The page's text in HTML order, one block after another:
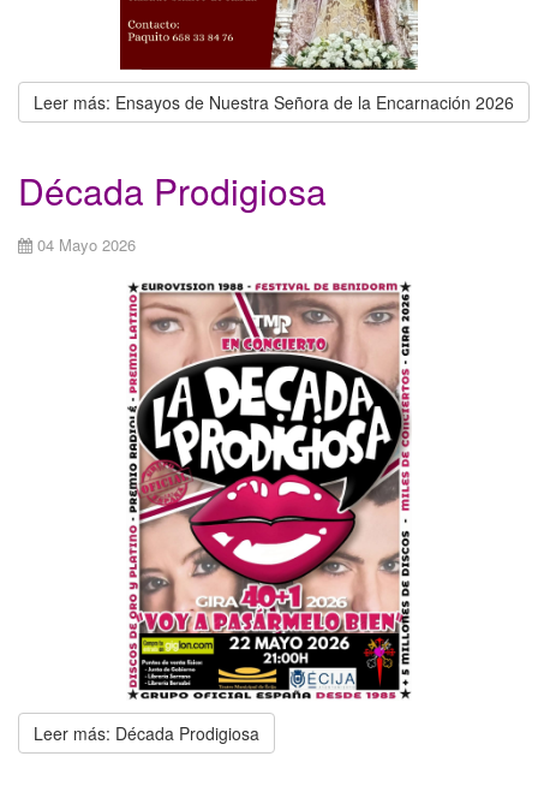
Leer más: Ensayos de Nuestra Señora de la Encarnación 2026
Década Prodigiosa
04 Mayo 2026
Leer más: Década Prodigiosa